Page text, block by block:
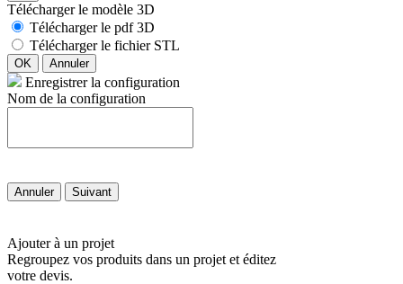
Télécharger le modèle 3D
Télécharger le pdf 3D
Télécharger le fichier STL
OK Annuler
Enregistrer la configuration
Nom de la configuration
Annuler Suivant
Ajouter à un projet
Regroupez vos produits dans un projet et éditez
votre devis.